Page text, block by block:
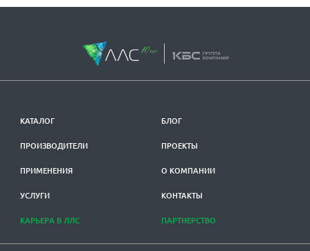
КАТАЛОГ
ПРОИЗВОДИТЕЛИ
ПРИМЕНЕНИЯ
УСЛУГИ
КАРЬЕРА В ЛЛС
БЛОГ
ПРОЕКТЫ
О КОМПАНИИ
КОНТАКТЫ
ПАРТНЕРСТВО